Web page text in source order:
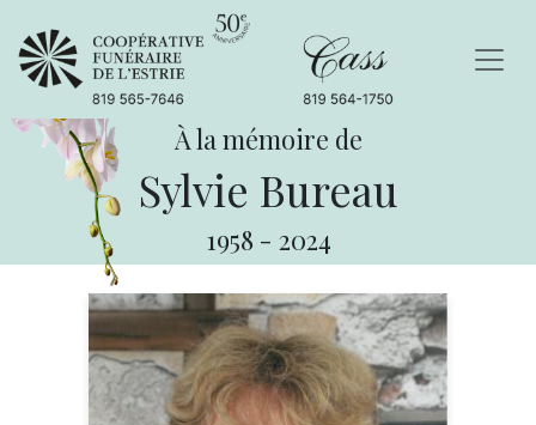
À la mémoire de
Sylvie Bureau
1958 - 2024